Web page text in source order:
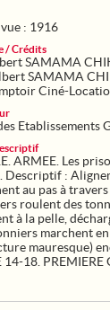
: 1916
/ Crédits
SAMAMA
SAMAMA
Ciné-
Etablissements
ARMEE. Les
Descriptif :
au pas à
roulent des
à la pelle,
marchent
mauresque)
14-18. PREMIERE